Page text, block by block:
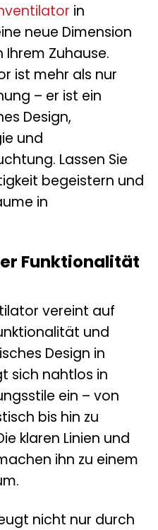
in
neue Dimension
Zuhause.
ist mehr als nur
– er ist ein
Design,
und
Lassen Sie
begeistern und
in
Funktionalität
vereint auf
und
Design in
sich nahtlos in
ein – von
bis hin zu
klaren Linien und
ihn zu einem
nicht nur durch